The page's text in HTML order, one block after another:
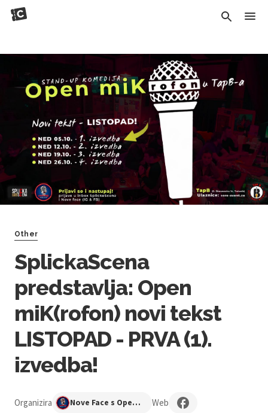
Other
SplickaScena
predstavlja: Open
miK(rofon) novi tekst
LISTOPAD - PRVA (1).
izvedba!
Organizira Nove Face s Open Mika Web